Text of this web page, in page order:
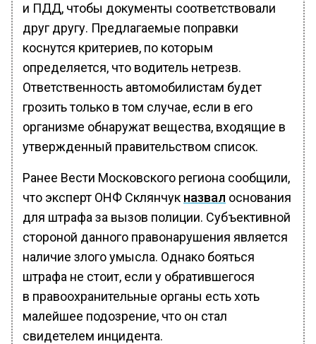
и ПДД, чтобы документы соответствовали
друг другу. Предлагаемые поправки
коснутся критериев, по которым
определяется, что водитель нетрезв.
Ответственность автомобилистам будет
грозить только в том случае, если в его
организме обнаружат вещества, входящие в
утвержденный правительством список.
Ранее Вести Московского региона сообщили,
что эксперт ОНФ Склянчук назвал основания
для штрафа за вызов полиции. Субъективной
стороной данного правонарушения является
наличие злого умысла. Однако бояться
штрафа не стоит, если у обратившегося
в правоохранительные органы есть хоть
малейшее подозрение, что он стал
свидетелем инцидента.